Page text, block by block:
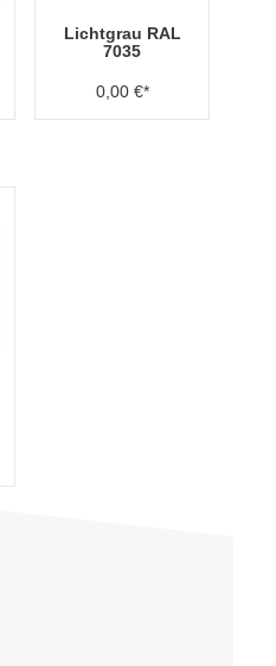
Lichtgrau RAL
7035
0,00 €*